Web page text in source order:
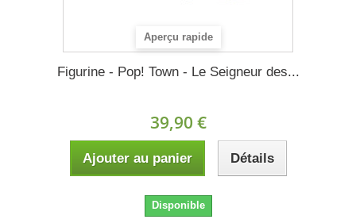
Aperçu rapide
Figurine - Pop! Town - Le Seigneur des...
39,90 €
Ajouter au panier Détails
Disponible